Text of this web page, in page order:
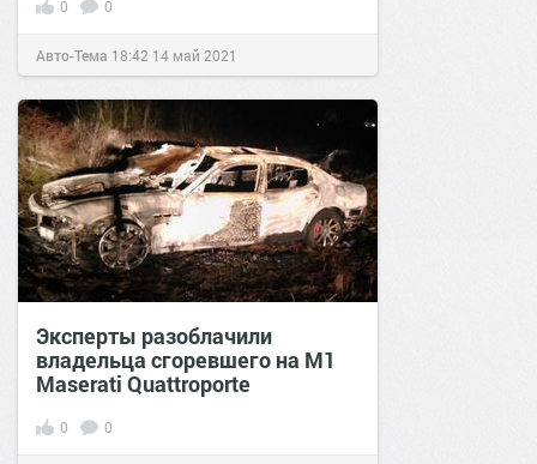
0 0
Авто-Тема 18:42 14 май 2021
Эксперты разоблачили
владельца сгоревшего на М1
Maserati Quattroporte
0 0